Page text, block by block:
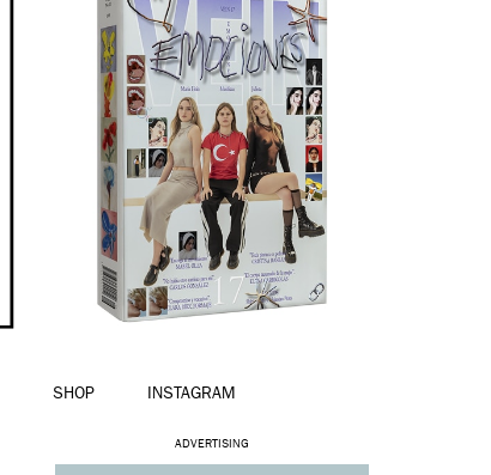
SHOP INSTAGRAM
ADVERTISING